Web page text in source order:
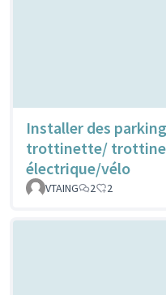
Installer des
trottinette/
électrique/vélo
VTAING 2 2